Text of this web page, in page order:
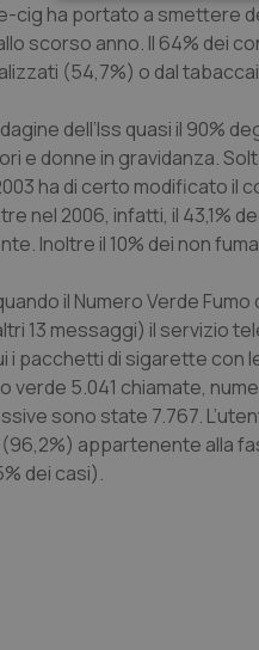
cig ha portato a smettere
scorso anno. Il 64% dei
(54,7%) o dal
dell’Iss quasi il 90%
e donne in gravidanza.
ha di certo modificato il
nel 2006, infatti, il 43,1%
Inoltre il 10% dei non
il Numero Verde
13 messaggi) il servizio
i pacchetti di sigarette
verde 5.041 chiamate,
sono state 7.767.
appartenente alla
dei casi).
I cookie necessari
e l'accesso alle